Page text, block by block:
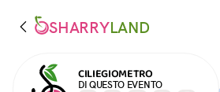
SHARRYLAND
CILIEGIOMETRO
DI QUESTO EVENTO